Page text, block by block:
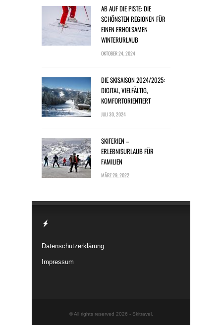
AB AUF DIE PISTE: DIE
SCHÖNSTEN REGIONEN FÜR
EINEN ERHOLSAMEN
WINTERURLAUB
OKTOBER 24, 2024
DIE SKISAISON 2024/2025:
DIGITAL, VIELFÄLTIG,
KOMFORTORIENTIERT
JULI 30, 2024
SKIFERIEN –
ERLEBNISURLAUB FÜR
FAMILIEN
MÄRZ 29, 2022
Datenschutzerklärung
Impressum
© All rights reserved 2026 - Skitravel.